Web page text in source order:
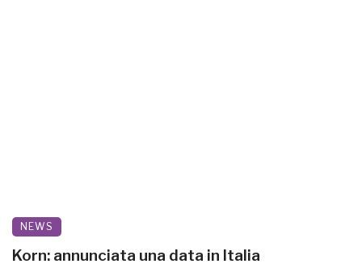
NEWS
Korn: annunciata una data in Italia